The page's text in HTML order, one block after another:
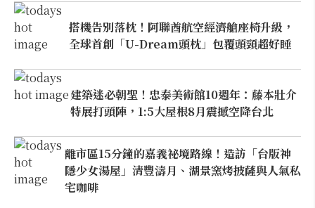
搭機告別落枕！阿聯酋航空經濟艙座椅升級，
全球首創「U-Dream頭枕」包覆頭頸超好睡
建築迷必朝聖！忠泰美術館10週年：藤本壯介
特展打頭陣，1:5大屋根8月震撼空降台北
離市區15分鐘的嘉義祕境路線！造訪「台版神
隱少女湯屋」清豐濤月、湖景窯烤披薩與人氣私
宅咖啡